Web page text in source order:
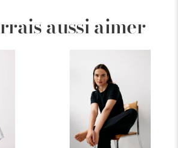
aussi aimer